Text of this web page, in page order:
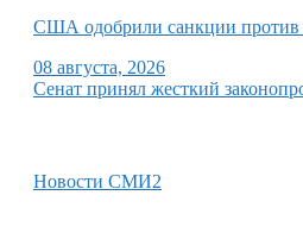
США одобрили санкции против
08 августа, 2026
Сенат принял жесткий
Новости СМИ2